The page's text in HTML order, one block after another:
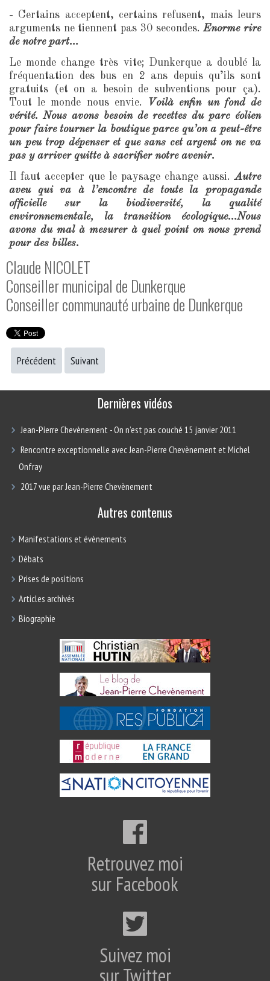
- Certains acceptent, certains refusent, mais leurs
arguments ne tiennent pas 30 secondes.Enorme rire
de notre part…
Le monde change très vite; Dunkerque a doublé la
fréquentation des bus en 2 ans depuis qu’ils sont
gratuits (et on a besoin de subventions pour ça).
Tout le monde nous envie.
Voilà enfin un fond de
vérité. Nous avons besoin de recettes du parc éolien
pour faire tourner la boutique parce qu’on a peut-être
un peu trop dépenser et que sans cet argent on ne va
pas y arriver quitte à sacrifier notre avenir.
Il faut accepter que le paysage change aussi.Autre
aveu qui va à l’encontre de toute la propagande
officielle sur la biodiversité, la qualité
environnementale, la transition écologique…Nous
avons du mal à mesurer à quel point on nous prend
pour des billes.
Claude NICOLET
Conseiller municipal de Dunkerque
Conseiller communauté urbaine de Dunkerque
Précédent Suivant
Dernières vidéos
Jean-Pierre Chevènement - On n’est pas couché 15 janvier 2011
Rencontre exceptionnelle avec Jean-Pierre Chevènement et Michel
Onfray
2017 vue par Jean-Pierre Chevènement
Autres contenus
Manifestations et évènements
Débats
Prises de positions
Articles archivés
Biographie
Retrouvez moi
sur Facebook
Suivez moi
sur Twitter